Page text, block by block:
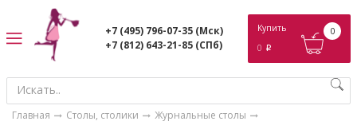
+7 (495) 796-07-35 (Мск)
+7 (812) 643-21-85 (СПб)
Купить
0 p
0
Главная Столы, столики Журнальные столы